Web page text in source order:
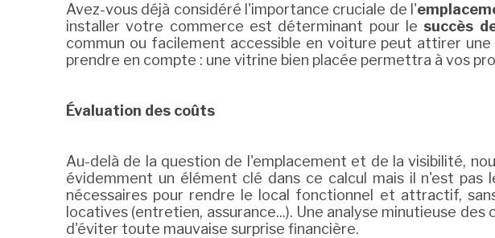
Avez-vous déjà considéré l'importance cruciale de l'
installer votre commerce est déterminant pour le succès
commun ou facilement accessible en voiture peut attirer
prendre en compte : une vitrine bien placée permettra à vos
Évaluation des coûts
Au-delà de la question de l'emplacement et de la visibilité,
évidemment un élément clé dans ce calcul mais il n'est
nécessaires pour rendre le local fonctionnel et attractif,
locatives (entretien, assurance...). Une analyse minutieuse
d'éviter toute mauvaise surprise financière.